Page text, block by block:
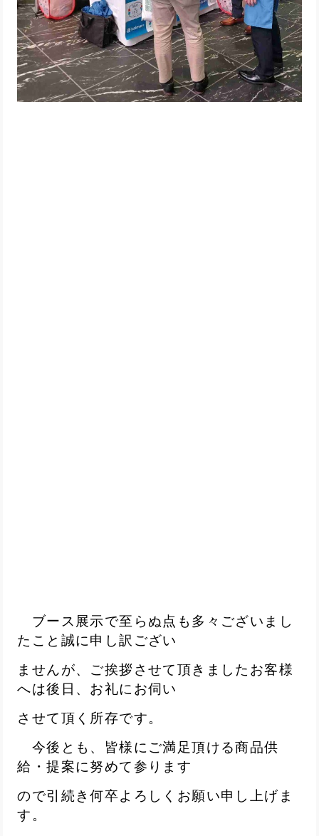
ブース展示で至らぬ点も多々ございまし
たこと誠に申し訳ござい
ませんが、ご挨拶させて頂き ましたお客様
へは後日、お礼にお伺い
させて頂く 所存です。
今後とも、皆様にご満足頂ける商品供
給・提案に努めて参ります
ので引続き何卒よろしくお願い申し上げま
す。